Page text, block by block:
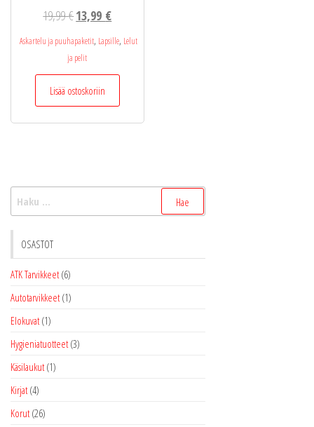
19,99€Alkuperäinen
hinta
oli:
19,99 €.
13,99 €Nykyinen
hinta
13,99 €.
Askartelu ja puuhapaketit, Lapsille, Lelut
ja pelit
Lisää ostoskoriin
OSASTOT
ATK Tarvikkeet (6)
Autotarvikkeet (1)
Elokuvat (1)
Hygieniatuotteet (3)
Käsilaukut (1)
Kirjat (4)
Korut (26)